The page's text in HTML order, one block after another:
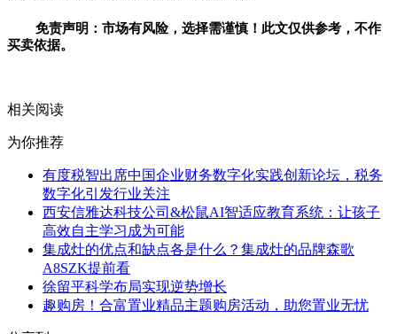
免责声明：市场有风险，选择需谨慎！此文仅供参考，不作
买卖依据。
相关阅读
为你推荐
有度税智出席中国企业财务数字化实践创新论坛，税务
数字化引发行业关注
西安信雅达科技公司&松鼠AI智适应教育系统：让孩子
高效自主学习成为可能
集成灶的优点和缺点各是什么？集成灶的品牌森歌
A8SZK提前看
徐留平科学布局实现逆势增长
趣购房！合富置业精品主题购房活动，助您置业无忧